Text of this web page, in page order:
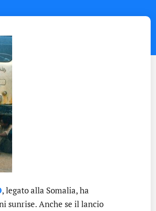
, legato alla Somalia, ha
sunrise. Anche se il lancio